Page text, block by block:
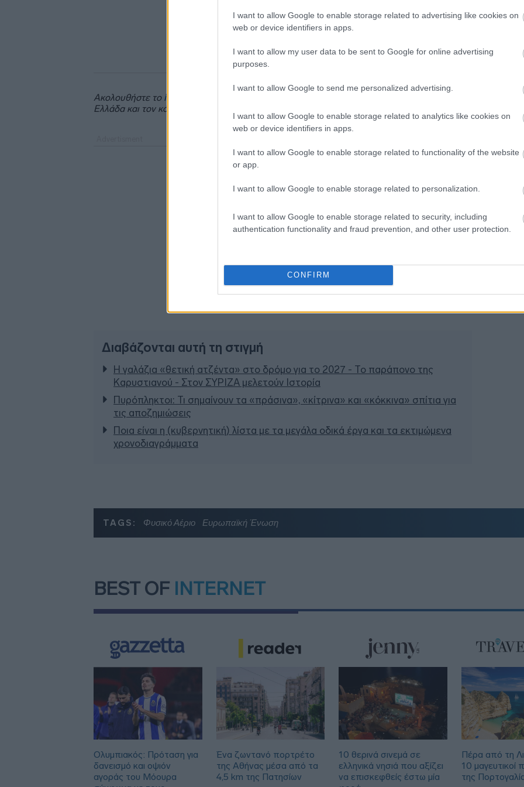
I want to allow Google to enable storage related to advertising like cookies on
web or device identifiers in apps.
I want to allow my user data to be sent to Google for online advertising
purposes.
I want to allow Google to send me personalized advertising.
I want to allow Google to enable storage related to analytics like cookies on
web or device identifiers in apps.
I want to allow Google to enable storage related to functionality of the website
or app.
I want to allow Google to enable storage related to personalization.
I want to allow Google to enable storage related to security, including
authentication functionality and fraud prevention, and other user protection.
CONFIRM
Ακολουθήστε το insider.gr στο Google News
Ελλάδα και τον κόσμο.
Διαβάζονται αυτή τη στιγμή
Η γαλάζια «θετική ατζέντα» στο δρόμο για το 2027 - Το παράπονο της
Καρυστιανού - Στον ΣΥΡΙΖΑ μελετούν Ιστορία
Πυρόπληκτοι: Τι σημαίνουν τα «πράσινα», «κίτρινα» και «κόκκινα» σπίτια για
τις αποζημιώσεις
Ποια είναι η (κυβερνητική) λίστα με τα μεγάλα οδικά έργα και τα εκτιμώμενα
χρονοδιαγράμματα
12:49
12:07
TAGS: Φυσικό Αέριο Ευρωπαϊκή Ένωση
BEST OF INTERNET
Ολυμπιακός: Πρόταση για
δανεισμό και οψιόν
αγοράς του Μόουρα
Ένα ζωντανό πορτρέτο
της Αθήνας μέσα από τα
4,5 km της Πατησίων
10 θερινά σινεμά σε
ελληνικά νησιά που αξίζει
να επισκεφθείς έστω μία
Πέρα από τη
10 μαγευτικοί
της